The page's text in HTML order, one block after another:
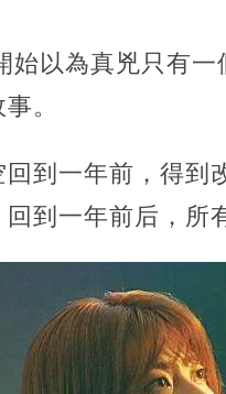
以為真兇只有
。
到一年前，得到
到一年前后，所